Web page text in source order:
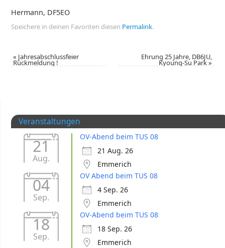
Hermann, DF5EO
Speichere in deinen Favoriten diesen Permalink.
« Jahresabschlussfeier
Rückmeldung !
Ehrung 25 Jahre, DB6JU,
Kyoung-Su Park»
Veranstaltungen
21
Aug.
OV-Abend beim TUS 08
21 Aug. 26
Emmerich
04
Sep.
OV Abend beim TUS 08
4 Sep. 26
Emmerich
18
Sep.
OV-Abend beim TUS 08
18 Sep. 26
Emmerich